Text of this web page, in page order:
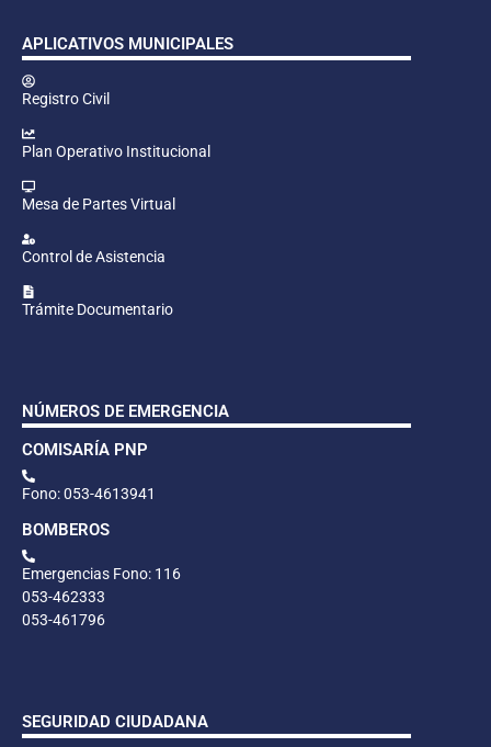
APLICATIVOS MUNICIPALES
Registro Civil
Plan Operativo Institucional
Mesa de Partes Virtual
Control de Asistencia
Trámite Documentario
NÚMEROS DE EMERGENCIA
COMISARÍA PNP
Fono: 053-4613941
BOMBEROS
Emergencias Fono: 116
053-462333
053-461796
SEGURIDAD CIUDADANA